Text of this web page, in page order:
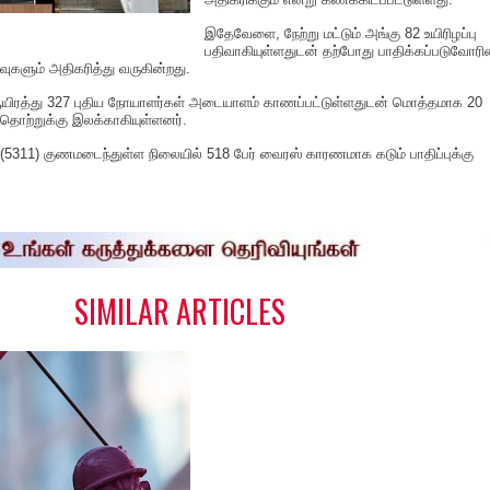
இதேவேளை, நேற்று மட்டும் அங்கு 82 உயிரிழப்பு
பதிவாகியுள்ளதுடன் தற்போது
அதிகரித்து வருகின்றது.
327 புதிய நோயாளர்கள் அடையாளம் காணப்பட்டுள்ளதுடன் மொத்தமாக 20
இலக்காகியுள்ளனர்.
குணமடைந்துள்ள நிலையில் 518 பேர் வைரஸ் காரணமாக கடும் பாதிப்புக்கு
SIMILAR ARTICLES